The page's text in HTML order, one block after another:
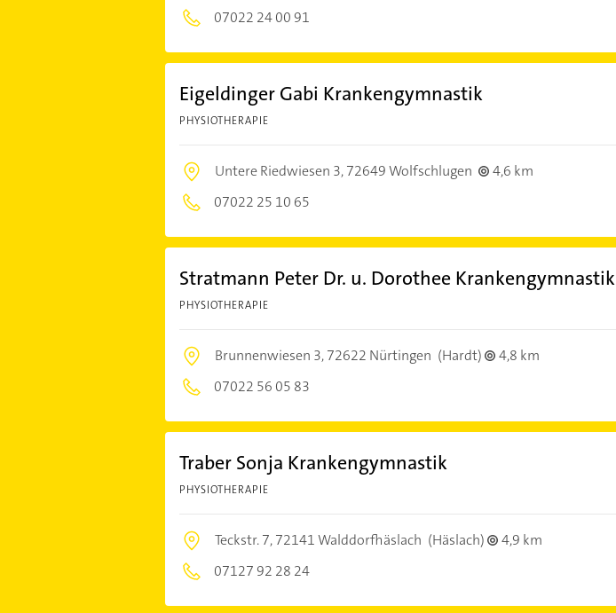
07022 24 00 91
Eigeldinger Gabi Krankengymnastik
PHYSIOTHERAPIE
Untere Riedwiesen 3,72649 Wolfschlugen
4,6 km
07022 25 10 65
Stratmann Peter Dr. u. Dorothee Krankengymnastik
PHYSIOTHERAPIE
Brunnenwiesen 3,72622 Nürtingen (Hardt)
4,8 km
07022 56 05 83
Traber Sonja Krankengymnastik
PHYSIOTHERAPIE
Teckstr. 7,72141 Walddorfhäslach (Häslach)
4,9 km
07127 92 28 24